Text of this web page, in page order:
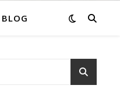
BLOG